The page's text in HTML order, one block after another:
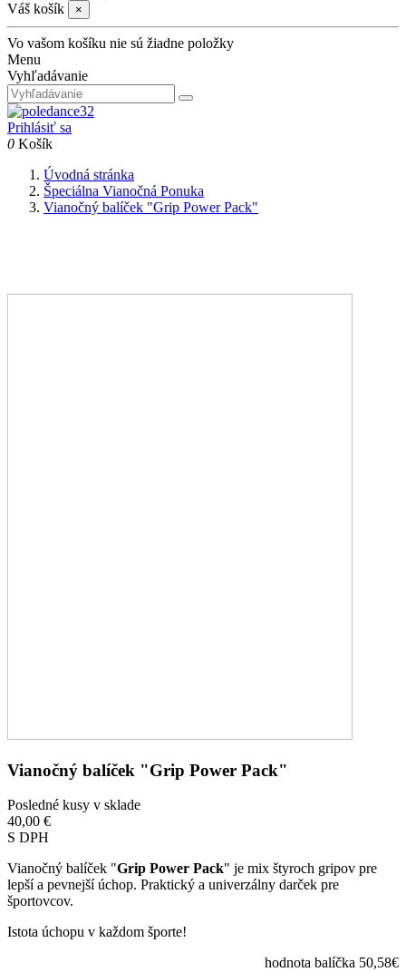
Váš košík
×
Vo vašom košíku nie sú žiadne položky
Menu
Vyhľadávanie
Prihlásiť sa
0 Košík
Úvodná stránka
Špeciálna Vianočná Ponuka
Vianočný balíček "Grip Power Pack"
Vianočný balíček "Grip Power Pack"
Posledné kusy v sklade
40,00 €
S DPH
Vianočný balíček "Grip Power Pack" je mix štyroch gripov pre
lepší a pevnejší úchop. Praktický a univerzálny darček pre
športovcov.
Istota úchopu v každom športe!
hodnota balíčka 50,58€